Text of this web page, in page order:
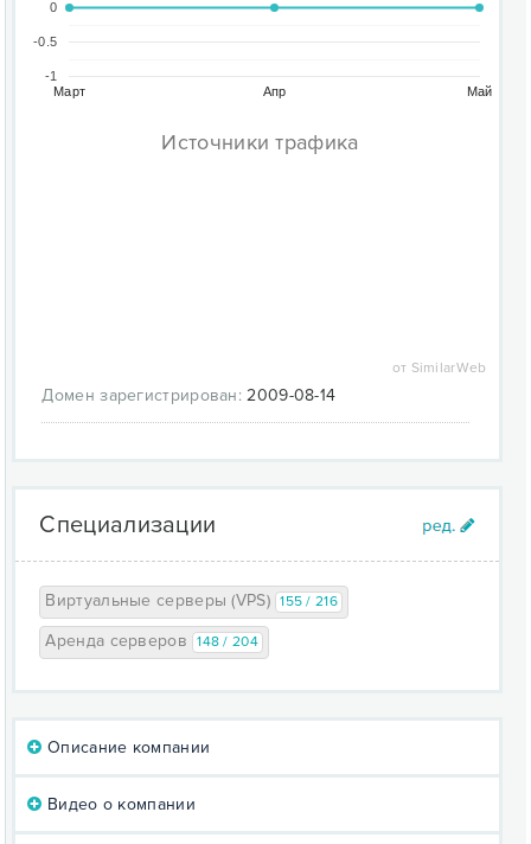
Март Апр Май
-1
-0.5
0
Источники трафика
от SimilarWeb
Домен зарегистрирован: 2009-08-14
Специализации
Виртуальные серверы (VPS) 155 / 216
Аренда серверов 148 / 204
Описание компании
Видео о компании